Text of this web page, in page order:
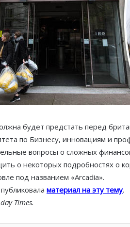
будет предстать перед
по Бизнесу, инновациям и
вопросы о сложных
о некоторых подробностях о
под названием «Arcadia».
материал на эту тему.
Times.